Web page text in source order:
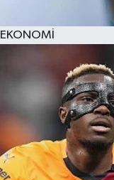
EKONOMİ